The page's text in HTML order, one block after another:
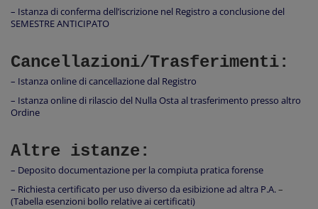
– Istanza di conferma dell’iscrizione nel Registro a conclusione del
SEMESTRE ANTICIPATO
Cancellazioni/Trasferimenti:
– Istanza online di cancellazione dal Registro
– Istanza online di rilascio del Nulla Osta al trasferimento presso altro
Ordine
Altre istanze:
– Deposito documentazione per la compiuta pratica forense
– Richiesta certificato per uso diverso da esibizione ad altra P.A.–
(Tabella esenzioni bollo relative ai certificati)